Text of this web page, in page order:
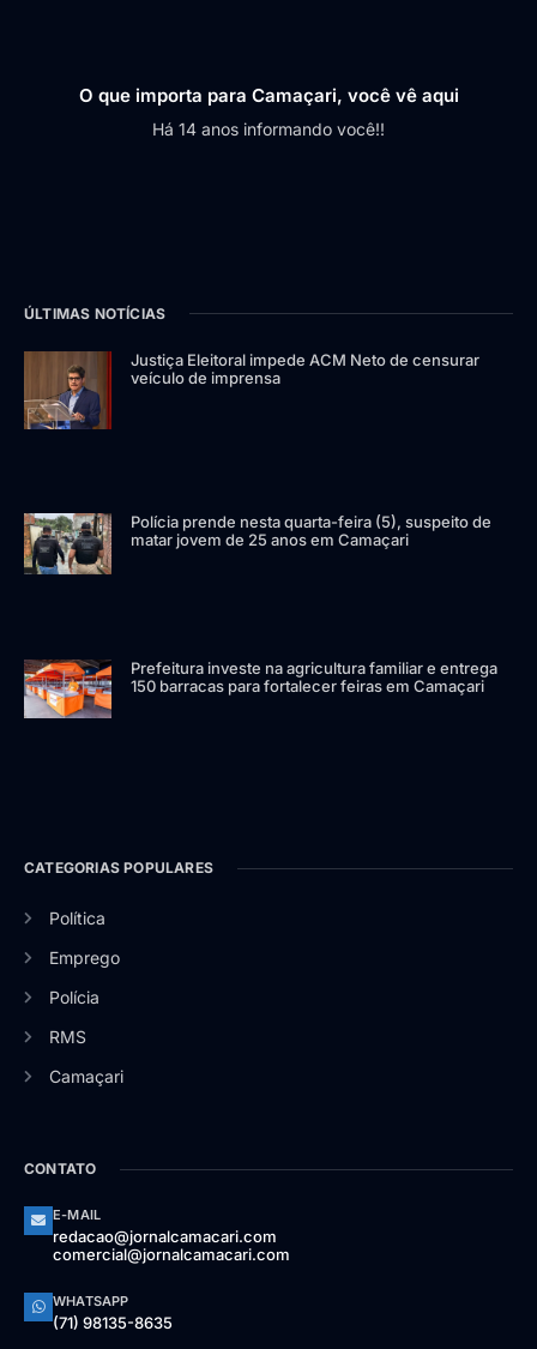
O que importa para Camaçari, você vê aqui
Há 14 anos informando você!!
ÚLTIMAS NOTÍCIAS
Justiça Eleitoral impede ACM Neto de censurar
veículo de imprensa
Polícia prende nesta quarta-feira (5), suspeito de
matar jovem de 25 anos em Camaçari
Prefeitura investe na agricultura familiar e entrega
150 barracas para fortalecer feiras em Camaçari
CATEGORIAS POPULARES
Política
Emprego
Polícia
RMS
Camaçari
CONTATO
E-MAIL
redacao@jornalcamacari.com
comercial@jornalcamacari.com
WHATSAPP
(71) 98135-8635